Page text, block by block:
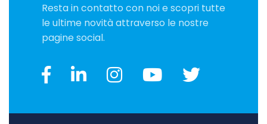
Resta in contatto con noi e scopri tutte
le ultime novità attraverso le nostre
pagine social.